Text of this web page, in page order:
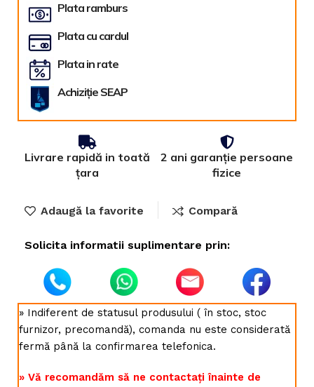
Plata ramburs
Plata cu cardul
Plata in rate
Achiziție SEAP
Livrare rapidă in toată
țara
2 ani garanție persoane
fizice
Adaugă la favorite Compară
Solicita informatii suplimentare prin:
» Indiferent de statusul produsului ( în stoc, stoc
furnizor, precomandă), comanda nu este considerată
fermă până la confirmarea telefonica.
» Vă recomandăm să ne contactați înainte de